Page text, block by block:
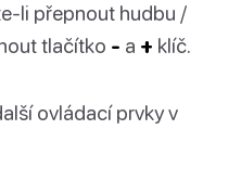
li přepnout hudbu /
tlačítko - a + klíč.
ovládací prvky v